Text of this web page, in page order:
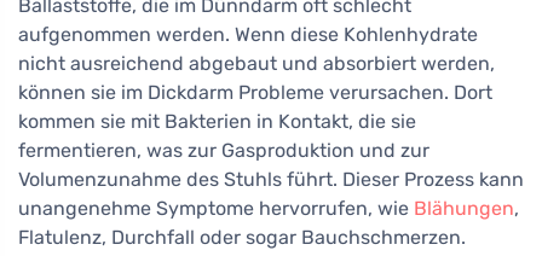
Ballaststoffe, die im Dünndarm oft schlecht
aufgenommen werden. Wenn diese Kohlenhydrate
nicht ausreichend abgebaut und absorbiert werden,
können sie im Dickdarm Probleme verursachen. Dort
kommen sie mit Bakterien in Kontakt, die sie
fermentieren, was zur Gasproduktion und zur
Volumenzunahme des Stuhls führt. Dieser Prozess kann
unangenehme Symptome hervorrufen, wie Blähungen,
Flatulenz, Durchfall oder sogar Bauchschmerzen.